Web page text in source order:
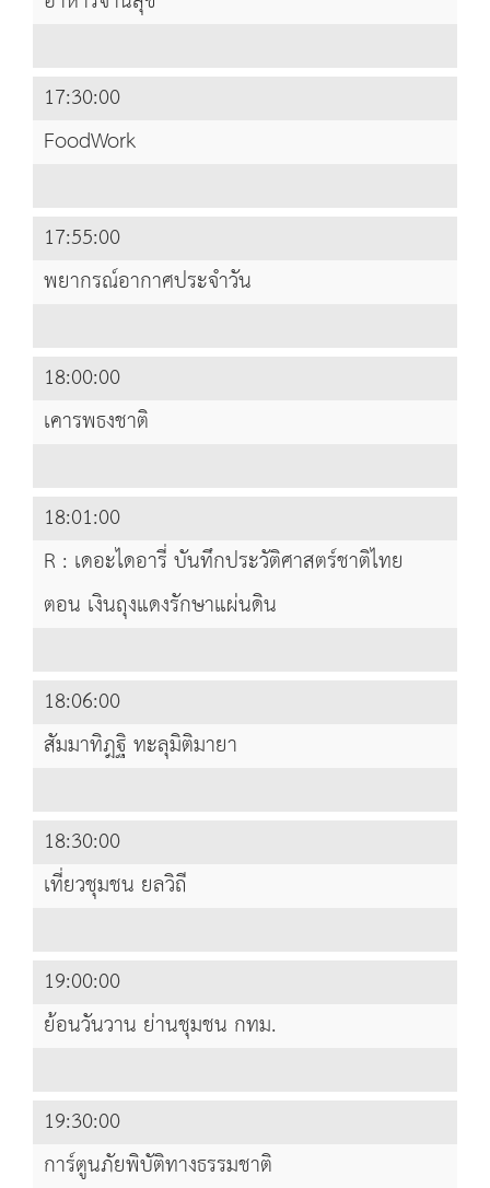
17:30:00
FoodWork
17:55:00
พยากรณ์อากาศประจำวัน
18:00:00
เคารพธงชาติ
18:01:00
R : เดอะไดอารี่ บันทึกประวัติศาสตร์ชาติไทย
ตอน เงินถุงแดงรักษาแผ่นดิน
18:06:00
สัมมาทิฎฐิ ทะลุมิติมายา
18:30:00
เที่ยวชุมชน ยลวิถี
19:00:00
ย้อนวันวาน ย่านชุมชน กทม.
19:30:00
การ์ตูนภัยพิบัติทางธรรมชาติ